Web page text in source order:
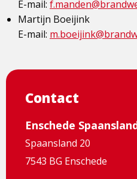
E-mail:
Martijn Boeijink
E-mail:
Contact
Enschede
Spaansland 20
7543 BG Enschede